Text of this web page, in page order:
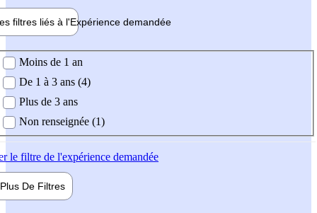
filtres liés à l'Expérience demandée
demandée
Moins de 1 an
De 1 à 3 ans (4)
Plus de 3 ans
Non renseignée (1)
le filtre de l'expérience demandée
Plus De Filtres